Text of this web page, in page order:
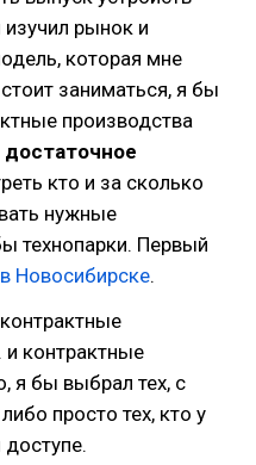
рынок и
которая мне
заниматься, я бы
производства
достаточное
кто и за сколько
нужные
технопарки. Первый
Новосибирске.
и контрактные
я бы выбрал тех, с
просто тех, кто у